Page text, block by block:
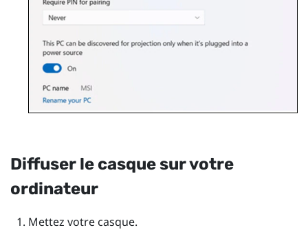
Diffuser le casque sur votre
ordinateur
Mettez votre casque.